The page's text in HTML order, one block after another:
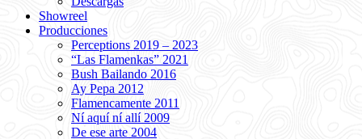
Showreel
Producciones
Perceptions 2019 – 2023
“Las Flamenkas” 2021
Bush Bailando 2016
Ay Pepa 2012
Flamencamente 2011
Ní aquí ní allí 2009
De ese arte 2004